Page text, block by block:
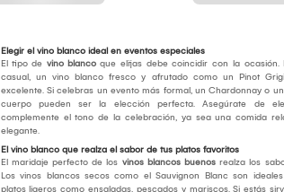
Elegir el vino blanco ideal en eventos especiales
El tipo de vino blancoque elijas debe coincidir con la ocasión.
casual, un vino blanco fresco y afrutado como un Pinot
excelente. Si celebras un evento más formal, un Chardonnay o
cuerpo pueden ser la elección perfecta. Asegúrate de
complemente el tono de la celebración, ya sea una comida
elegante.
El vino blanco que realza el sabor de tus platos favoritos
El maridaje perfecto de los vinos blancos buenosrealza los
Los vinos blancos secos como el Sauvignon Blanc son
platos ligeros como ensaladas, pescados y mariscos. Si estás